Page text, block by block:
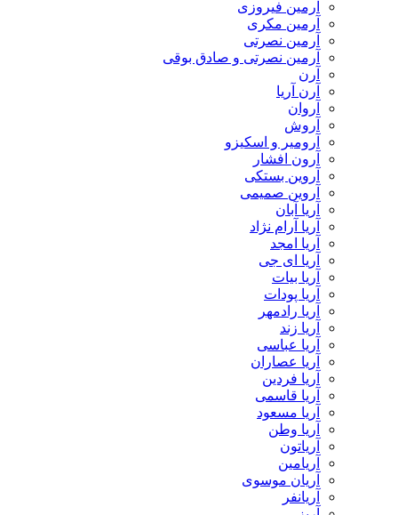
آرمین فیروزی
آرمین مکری
آرمین نصرتی
آرمین نصرتی و صادق بوقی
آرن
آرن آریا
آروان
آروش
آرومیر و اسکیزو
آرون افشار
آروین بستکی
آروین صمیمی
آریا آبان
آریا آرام نژاد
آریا امجد
آریا ای جی
آریا بیات
آریا پودات
آریا رادمهر
آریا زند
آریا عباسی
آریا عصاران
آریا فردین
آریا قاسمی
آریا مسعود
آریا وطن
آریاتون
آریامین
آریان موسوی
آریانفر